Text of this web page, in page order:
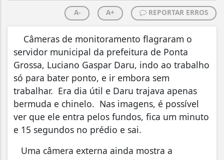
A- A+ REPORTAR ERROS
Câmeras de monitoramento flagraram o
servidor municipal da prefeitura de Ponta
Grossa, Luciano Gaspar Daru, indo ao trabalho
só para bater ponto, e ir embora sem
trabalhar. Era dia útil e Daru trajava apenas
bermuda e chinelo. Nas imagens, é possível
ver que ele entra pelos fundos, fica um minuto
e 15 segundos no prédio e sai.
Uma câmera externa ainda mostra a